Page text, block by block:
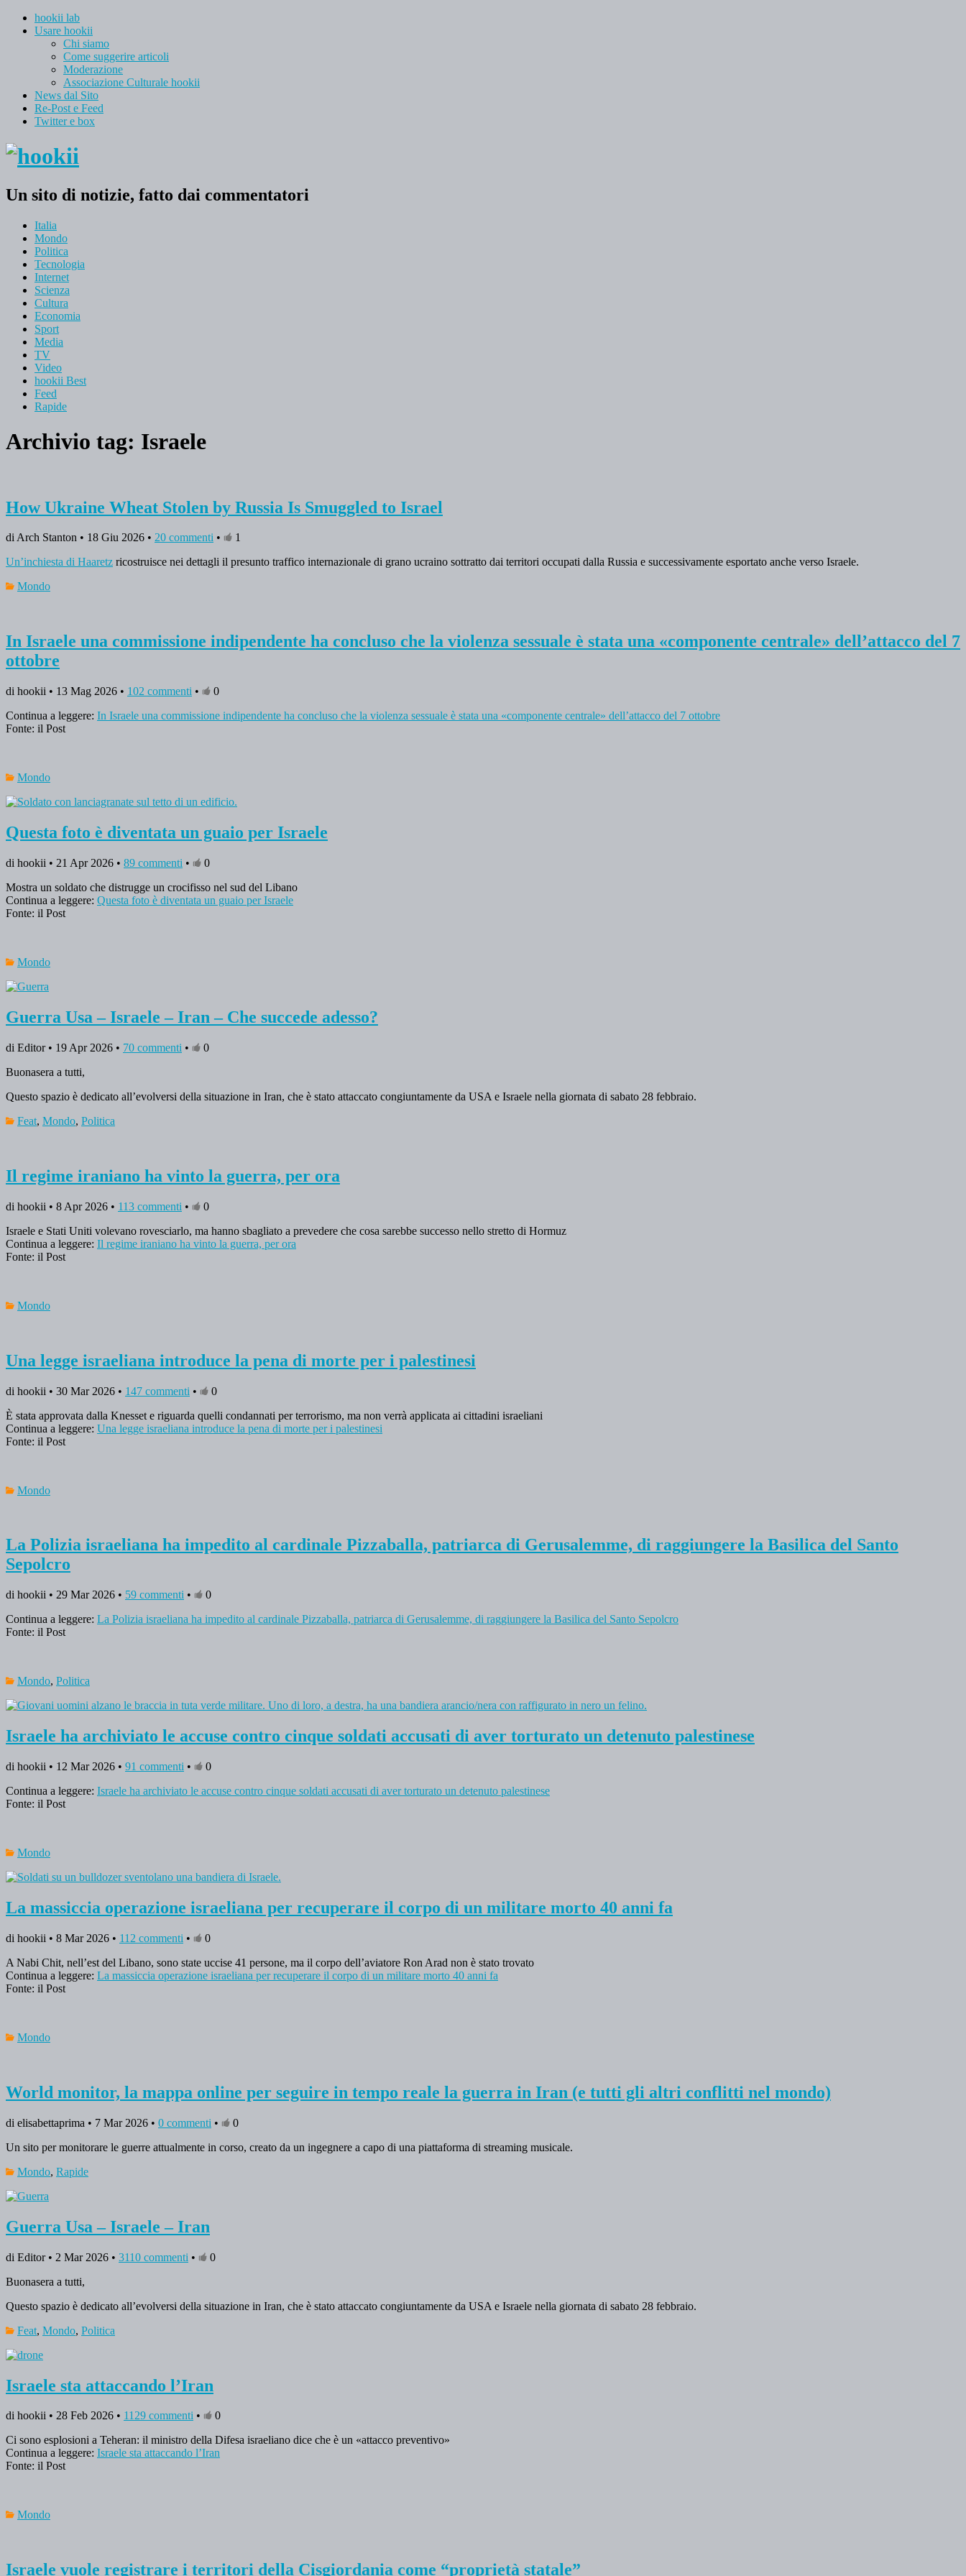
hookii lab
Usare hookii
Chi siamo
Come suggerire articoli
Moderazione
Associazione Culturale hookii
News dal Sito
Re-Post e Feed
Twitter e box
Un sito di notizie, fatto dai commentatori
Italia
Mondo
Politica
Tecnologia
Internet
Scienza
Cultura
Economia
Sport
Media
TV
Video
hookii Best
Feed
Rapide
Archivio tag: Israele
How Ukraine Wheat Stolen by Russia Is Smuggled to Israel
di Arch Stanton • 18 Giu 2026 • 20 commenti •
1
Un’inchiesta di Haaretz ricostruisce nei dettagli il presunto traffico internazionale di grano ucraino sottratto dai territori occupati dalla Russia e successivamente esportato anche verso Israele.
Mondo
In Israele una commissione indipendente ha concluso che la violenza sessuale è stata una «componente centrale» dell’attacco del 7
ottobre
di hookii • 13 Mag 2026 • 102 commenti •
0
Continua a leggere: In Israele una commissione indipendente ha concluso che la violenza sessuale è stata una «componente centrale» dell’attacco del 7 ottobre
Fonte: il Post
Mondo
Questa foto è diventata un guaio per Israele
di hookii • 21 Apr 2026 • 89 commenti •
0
Mostra un soldato che distrugge un crocifisso nel sud del Libano
Continua a leggere: Questa foto è diventata un guaio per Israele
Fonte: il Post
Mondo
Guerra Usa – Israele – Iran – Che succede adesso?
di Editor • 19 Apr 2026 • 70 commenti •
0
Buonasera a tutti,
Questo spazio è dedicato all’evolversi della situazione in Iran, che è stato attaccato congiuntamente da USA e Israele nella giornata di sabato 28 febbraio.
Feat, Mondo, Politica
Il regime iraniano ha vinto la guerra, per ora
di hookii • 8 Apr 2026 • 113 commenti •
0
Israele e Stati Uniti volevano rovesciarlo, ma hanno sbagliato a prevedere che cosa sarebbe successo nello stretto di Hormuz
Continua a leggere: Il regime iraniano ha vinto la guerra, per ora
Fonte: il Post
Mondo
Una legge israeliana introduce la pena di morte per i palestinesi
di hookii • 30 Mar 2026 • 147 commenti •
0
È stata approvata dalla Knesset e riguarda quelli condannati per terrorismo, ma non verrà applicata ai cittadini israeliani
Continua a leggere: Una legge israeliana introduce la pena di morte per i palestinesi
Fonte: il Post
Mondo
La Polizia israeliana ha impedito al cardinale Pizzaballa, patriarca di Gerusalemme, di raggiungere la Basilica del Santo
Sepolcro
di hookii • 29 Mar 2026 • 59 commenti •
0
Continua a leggere: La Polizia israeliana ha impedito al cardinale Pizzaballa, patriarca di Gerusalemme, di raggiungere la Basilica del Santo Sepolcro
Fonte: il Post
Mondo, Politica
Israele ha archiviato le accuse contro cinque soldati accusati di aver torturato un detenuto palestinese
di hookii • 12 Mar 2026 • 91 commenti •
0
Continua a leggere: Israele ha archiviato le accuse contro cinque soldati accusati di aver torturato un detenuto palestinese
Fonte: il Post
Mondo
La massiccia operazione israeliana per recuperare il corpo di un militare morto 40 anni fa
di hookii • 8 Mar 2026 • 112 commenti •
0
A Nabi Chit, nell’est del Libano, sono state uccise 41 persone, ma il corpo dell’aviatore Ron Arad non è stato trovato
Continua a leggere: La massiccia operazione israeliana per recuperare il corpo di un militare morto 40 anni fa
Fonte: il Post
Mondo
World monitor, la mappa online per seguire in tempo reale la guerra in Iran (e tutti gli altri conflitti nel mondo)
di elisabettaprima • 7 Mar 2026 • 0 commenti •
0
Un sito per monitorare le guerre attualmente in corso, creato da un ingegnere a capo di una piattaforma di streaming musicale.
Mondo, Rapide
Guerra Usa – Israele – Iran
di Editor • 2 Mar 2026 • 3110 commenti •
0
Buonasera a tutti,
Questo spazio è dedicato all’evolversi della situazione in Iran, che è stato attaccato congiuntamente da USA e Israele nella giornata di sabato 28 febbraio.
Feat, Mondo, Politica
Israele sta attaccando l’Iran
di hookii • 28 Feb 2026 • 1129 commenti •
0
Ci sono esplosioni a Teheran: il ministro della Difesa israeliano dice che è un «attacco preventivo»
Continua a leggere: Israele sta attaccando l’Iran
Fonte: il Post
Mondo
Israele vuole registrare i territori della Cisgiordania come “proprietà statale”